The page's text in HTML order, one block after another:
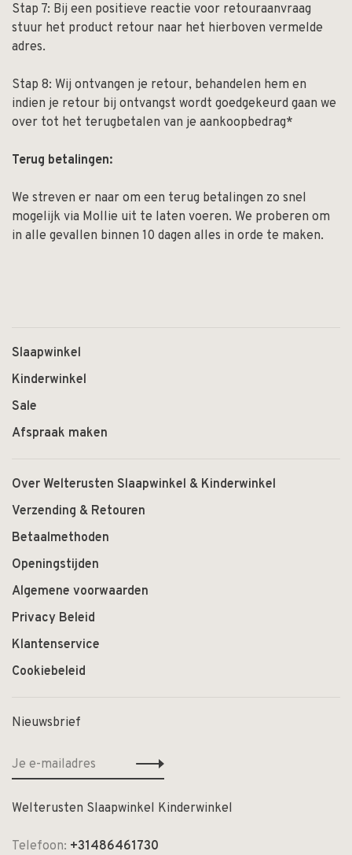
Stap 7: Bij een positieve reactie voor retouraanvraag
stuur het product retour naar het hierboven vermelde
adres.
Stap 8: Wij ontvangen je retour, behandelen hem en
indien je retour bij ontvangst wordt goedgekeurd gaan we
over tot het terugbetalen van je aankoopbedrag*
Terug betalingen:
We streven er naar om een terug betalingen zo snel
mogelijk via Mollie uit te laten voeren. We proberen om
in alle gevallen binnen 10 dagen alles in orde te maken.
Slaapwinkel
Kinderwinkel
Sale
Afspraak maken
Over Welterusten Slaapwinkel & Kinderwinkel
Verzending & Retouren
Betaalmethoden
Openingstijden
Algemene voorwaarden
Privacy Beleid
Klantenservice
Cookiebeleid
Nieuwsbrief
Welterusten Slaapwinkel Kinderwinkel
Telefoon: +31486461730